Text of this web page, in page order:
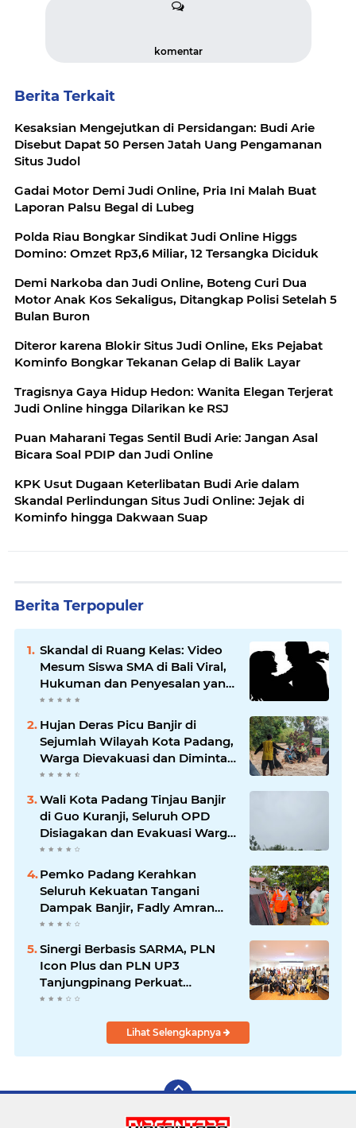
komentar
Berita Terkait
Kesaksian Mengejutkan di Persidangan: Budi Arie
Disebut Dapat 50 Persen Jatah Uang Pengamanan
Situs Judol
Gadai Motor Demi Judi Online, Pria Ini Malah Buat
Laporan Palsu Begal di Lubeg
Polda Riau Bongkar Sindikat Judi Online Higgs
Domino: Omzet Rp3,6 Miliar, 12 Tersangka Diciduk
Demi Narkoba dan Judi Online, Boteng Curi Dua
Motor Anak Kos Sekaligus, Ditangkap Polisi Setelah 5
Bulan Buron
Diteror karena Blokir Situs Judi Online, Eks Pejabat
Kominfo Bongkar Tekanan Gelap di Balik Layar
Tragisnya Gaya Hidup Hedon: Wanita Elegan Terjerat
Judi Online hingga Dilarikan ke RSJ
Puan Maharani Tegas Sentil Budi Arie: Jangan Asal
Bicara Soal PDIP dan Judi Online
KPK Usut Dugaan Keterlibatan Budi Arie dalam
Skandal Perlindungan Situs Judi Online: Jejak di
Kominfo hingga Dakwaan Suap
Berita Terpopuler
Skandal di Ruang Kelas: Video
Mesum Siswa SMA di Bali Viral,
Hukuman dan Penyesalan yang
Mengikuti
Hujan Deras Picu Banjir di
Sejumlah Wilayah Kota Padang,
Warga Dievakuasi dan Diminta
Waspada Banjir Susulan
Wali Kota Padang Tinjau Banjir
di Guo Kuranji, Seluruh OPD
Disiagakan dan Evakuasi Warga
Dipercepat
Pemko Padang Kerahkan
Seluruh Kekuatan Tangani
Dampak Banjir, Fadly Amran
Desak Percepatan Proyek
Pengendalian Bencana
Sinergi Berbasis SARMA, PLN
Icon Plus dan PLN UP3
Tanjungpinang Perkuat
Kolaborasi Strategis
Lihat Selengkapnya